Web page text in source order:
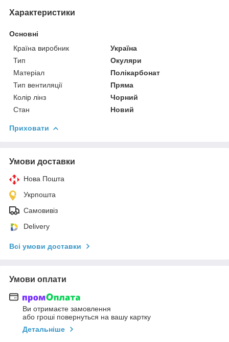
Характеристики
Основні
Країна виробник
Україна
Тип
Окуляри
Матеріал
Полікарбонат
Тип вентиляції
Пряма
Колір лінз
Чорний
Стан
Новий
Приховати
Умови доставки
Нова Пошта
Укрпошта
Самовивіз
Delivery
Всі умови доставки
Умови оплати
Ви отримаєте замовлення
або гроші повернуться на вашу картку
Детальніше